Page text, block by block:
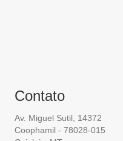
Contato
Av. Miguel Sutil, 14372
Coophamil - 78028-015